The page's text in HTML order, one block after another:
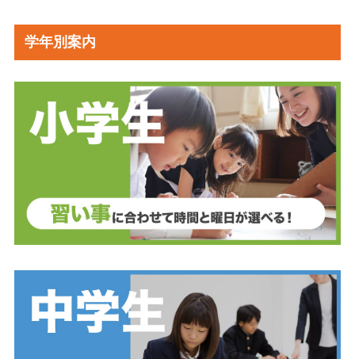
学年別案内